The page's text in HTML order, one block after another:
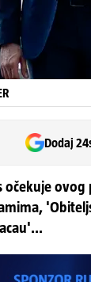
Dodaj
očekuje